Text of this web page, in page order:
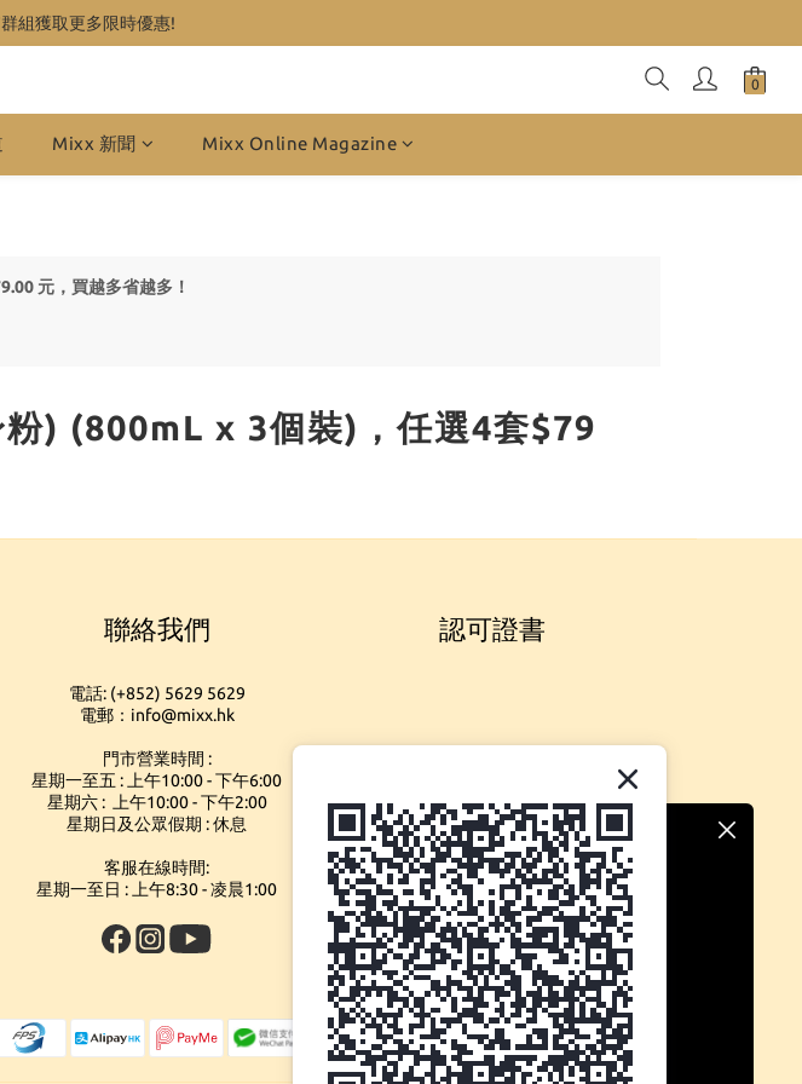
組獲取更多限時優惠!
Mixx 新聞 Mixx Online Magazine
元，買越多省越多！
) (800mL x 3個裝)，任選4套$79
聯絡我們
電話: (+852) 5629 5629
電郵：info@mixx.hk
門市營業時間 :
星期一至五 : 上午10:00 - 下午6:00
星期六 : 上午10:00 - 下午2:00
星期日及公眾假期 : 休息
客服在線時間:
星期一至日 : 上午8:30 - 凌晨1:00
認可證書